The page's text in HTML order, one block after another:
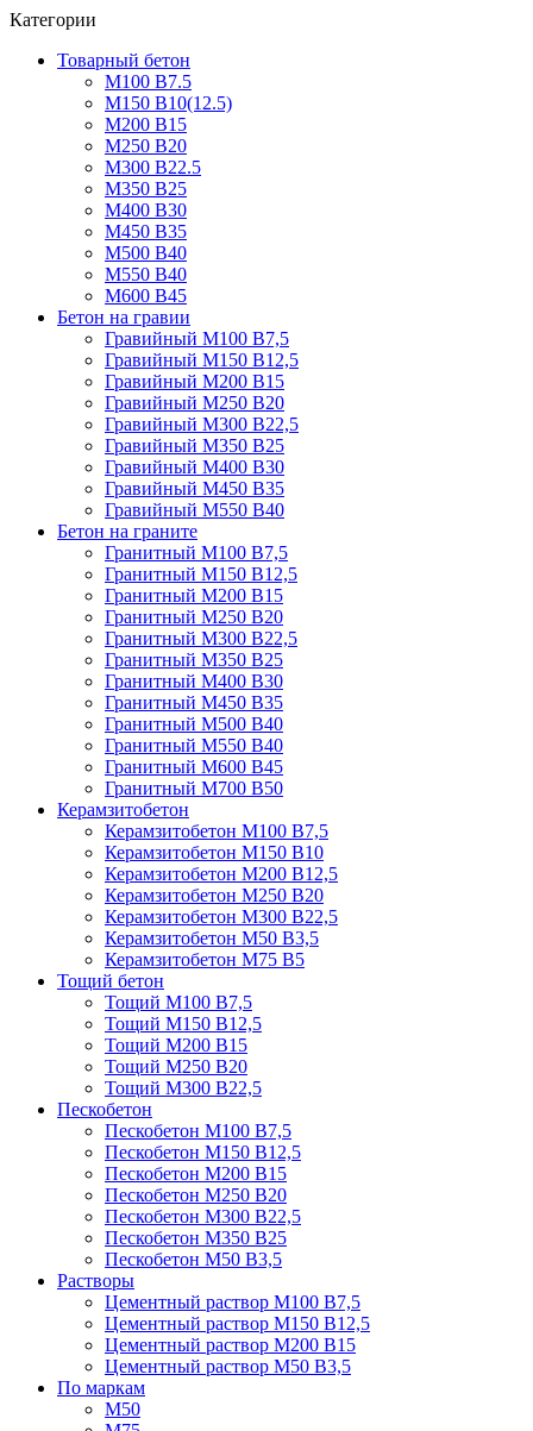
Категории
Товарный бетон
М100 В7.5
М150 В10(12.5)
М200 В15
М250 В20
М300 В22.5
М350 В25
М400 В30
М450 В35
М500 В40
М550 В40
М600 В45
Бетон на гравии
Гравийный М100 В7,5
Гравийный М150 В12,5
Гравийный М200 В15
Гравийный М250 В20
Гравийный М300 В22,5
Гравийный М350 В25
Гравийный М400 В30
Гравийный М450 В35
Гравийный М550 В40
Бетон на граните
Гранитный М100 В7,5
Гранитный М150 В12,5
Гранитный М200 В15
Гранитный М250 В20
Гранитный М300 В22,5
Гранитный М350 В25
Гранитный М400 В30
Гранитный М450 В35
Гранитный М500 В40
Гранитный М550 В40
Гранитный М600 В45
Гранитный М700 В50
Керамзитобетон
Керамзитобетон М100 В7,5
Керамзитобетон М150 В10
Керамзитобетон М200 В12,5
Керамзитобетон М250 В20
Керамзитобетон М300 В22,5
Керамзитобетон М50 В3,5
Керамзитобетон М75 В5
Тощий бетон
Тощий М100 В7,5
Тощий М150 В12,5
Тощий М200 В15
Тощий М250 В20
Тощий М300 В22,5
Пескобетон
Пескобетон М100 В7,5
Пескобетон М150 В12,5
Пескобетон М200 В15
Пескобетон М250 В20
Пескобетон М300 В22,5
Пескобетон М350 В25
Пескобетон М50 В3,5
Растворы
Цементный раствор М100 В7,5
Цементный раствор М150 В12,5
Цементный раствор М200 В15
Цементный раствор М50 В3,5
По маркам
М50